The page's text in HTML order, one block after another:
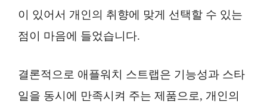
이 있어서 개인의 취향에 맞게 선택할 수 있는
점이 마음에 들었습니다.
결론적으로 애플워치 스트랩은 기능성과 스타
일을 동시에 만족시켜 주는 제품으로, 개인의